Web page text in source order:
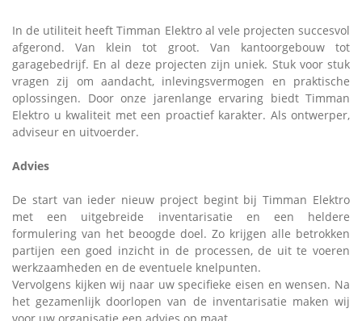
In de utiliteit heeft Timman Elektro al vele projecten succesvol
afgerond. Van klein tot groot. Van kantoorgebouw tot
garagebedrijf. En al deze projecten zijn uniek. Stuk voor stuk
vragen zij om aandacht, inlevingsvermogen en praktische
oplossingen. Door onze jarenlange ervaring biedt Timman
Elektro u kwaliteit met een proactief karakter. Als ontwerper,
adviseur en uitvoerder.
Advies
De start van ieder nieuw project begint bij Timman Elektro
met een uitgebreide inventarisatie en een heldere
formulering van het beoogde doel. Zo krijgen alle betrokken
partijen een goed inzicht in de processen, de uit te voeren
werkzaamheden en de eventuele knelpunten.
Vervolgens kijken wij naar uw specifieke eisen en wensen. Na
het gezamenlijk doorlopen van de inventarisatie maken wij